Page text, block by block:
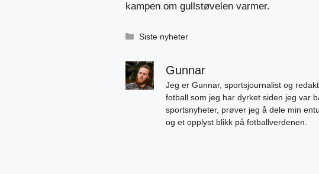
kampen om gullstøvelen varmer.
Kategorier
Siste nyheter
Gunnar
Jeg er Gunnar, sportsjournalist og
fotball som jeg har dyrket siden jeg var
sportsnyheter, prøver jeg å dele min
og et opplyst blikk på fotballverdenen.